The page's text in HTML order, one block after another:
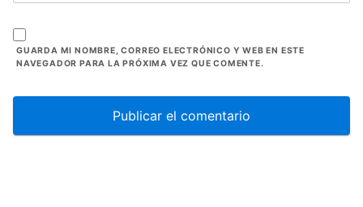
GUARDA MI NOMBRE, CORREO ELECTRÓNICO Y WEB EN ESTE
NAVEGADOR PARA LA PRÓXIMA VEZ QUE COMENTE.